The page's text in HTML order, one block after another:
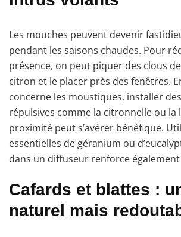
Les mouches peuvent devenir
pendant les saisons chaudes. Pour
présence, on peut piquer des clous
citron et le placer près des fenêtres.
concerne les moustiques, installer
répulsives comme la citronnelle ou la
proximité peut s’avérer bénéfique.
essentielles de géranium ou
dans un diffuseur renforce également
Cafards et blattes :
naturel mais